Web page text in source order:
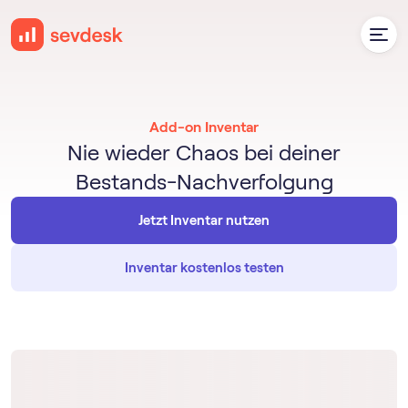
Add-on Inventar
Nie wieder Chaos bei deiner
Bestands-Nachverfolgung
Jetzt Inventar nutzen
Inventar kostenlos testen